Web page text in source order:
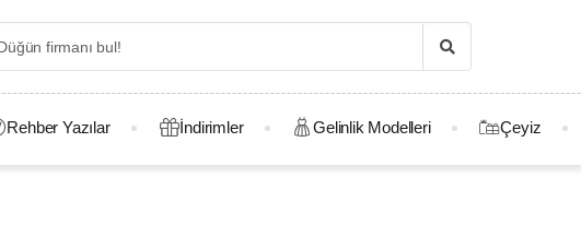
Rehber Yazılar İndirimler Gelinlik Modelleri Çeyiz